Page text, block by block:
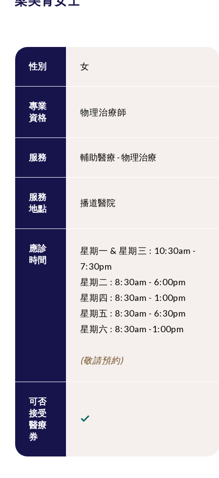
性別 女
專業
資格
物理治療師
服務 輔助醫療 - 物理治療
服務
地點
播道醫院
應診
時間
星期一 & 星期三 : 10:30am -
7:30pm
星期二 : 8:30am - 6:00pm
星期四 : 8:30am - 1:00pm
星期五 : 8:30am - 6:30pm
星期六 : 8:30am -1:00pm
(敬請預約)
可否
接受
醫療
券